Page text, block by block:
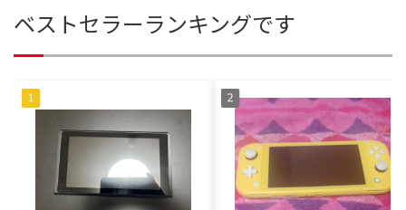
ベストセラーランキングです